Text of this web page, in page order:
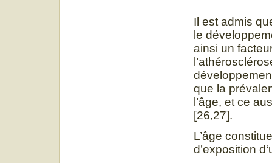
Il est admis
le
ainsi un
que la
l’âge, et ce
[26,27].
L’âge
d’exposition